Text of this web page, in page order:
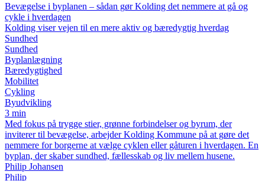
Bevægelse i byplanen – sådan gør Kolding det nemmere at gå og
cykle i hverdagen
Kolding viser vejen til en mere aktiv og bæredygtig hverdag
Sundhed
Sundhed
Byplanlægning
Bæredygtighed
Mobilitet
Cykling
Byudvikling
3 min
Med fokus på trygge stier, grønne forbindelser og byrum, der
inviterer til bevægelse, arbejder Kolding Kommune på at gøre det
nemmere for borgerne at vælge cyklen eller gåturen i hverdagen. En
byplan, der skaber sundhed, fællesskab og liv mellem husene.
Philip Johansen
Philip